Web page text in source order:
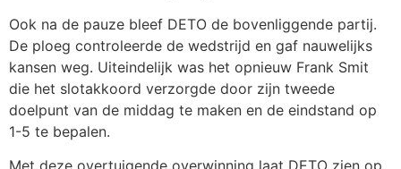
Ook na de pauze bleef DETO de bovenliggende partij.
De ploeg controleerde de wedstrijd en gaf nauwelijks
kansen weg. Uiteindelijk was het opnieuw Frank Smit
die het slotakkoord verzorgde door zijn tweede
doelpunt van de middag te maken en de eindstand op
1-5 te bepalen.